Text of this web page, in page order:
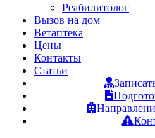
Реабилитолог
Вызов на дом
Ветаптека
Цены
Контакты
Статьи